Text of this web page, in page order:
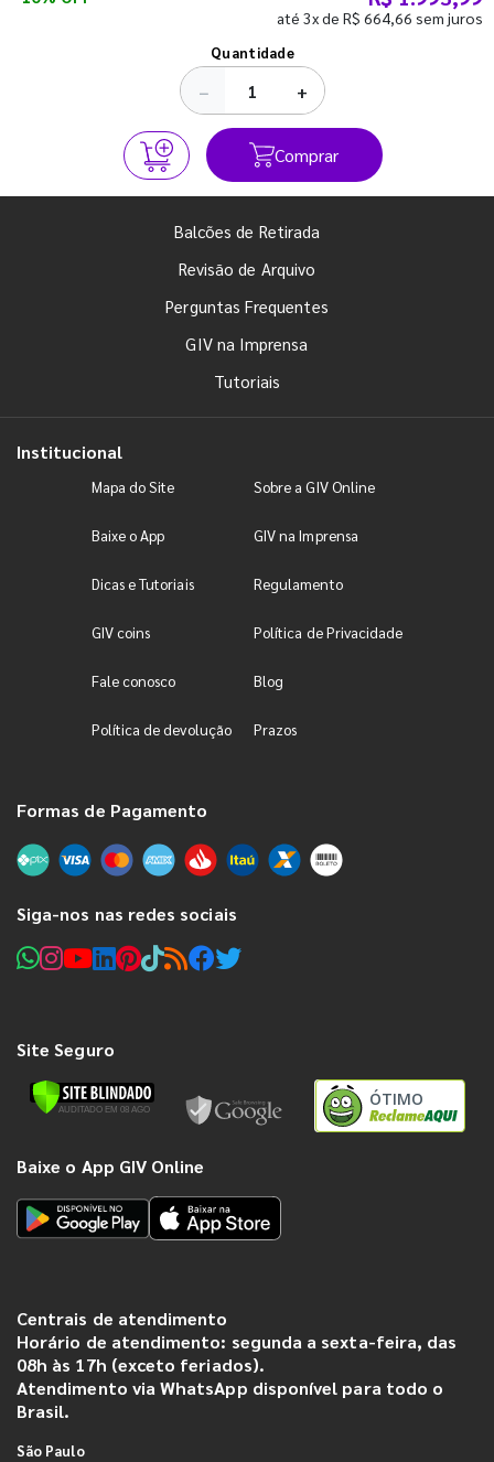
até 3x de R$ 664,66 sem juros
Quantidade
− +
Comprar
Balcões de Retirada
Revisão de Arquivo
Perguntas Frequentes
GIV na Imprensa
Tutoriais
Institucional
Mapa do Site Sobre a GIV Online
Baixe o App GIV na Imprensa
Dicas e Tutoriais Regulamento
GIV coins Política de Privacidade
Fale conosco Blog
Política de devolução Prazos
Formas de Pagamento
Siga-nos nas redes sociais
Site Seguro
ÓTIMO
Baixe o App GIV Online
Centrais de atendimento
Horário de atendimento: segunda a sexta-feira, das
08h às 17h (exceto feriados).
Atendimento via WhatsApp disponível para todo o
Brasil.
São Paulo